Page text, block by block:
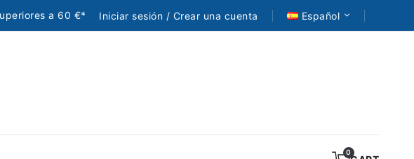
a 60 €* Iniciar sesión / Crear una cuenta Español